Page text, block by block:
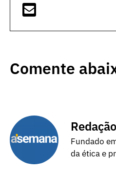
Comente
Redação
Fundado
da ética e